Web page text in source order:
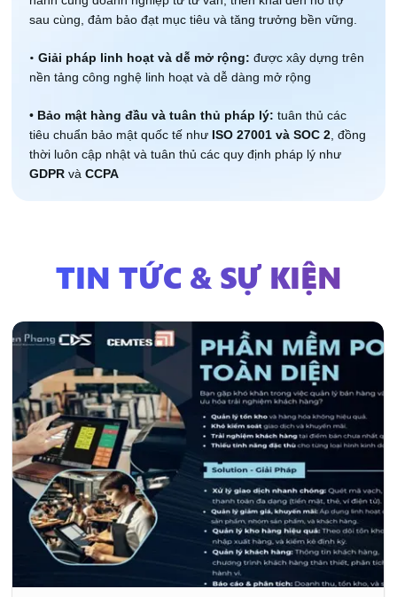
sau cùng, đảm bảo đạt mục tiêu và tăng trưởng bền vững.
•Giải pháp linh hoạt và dễ mở rộng: được xây dựng trên
nền tảng công nghệ linh hoạt và dễ dàng mở rộng
• Bảo mật hàng đầu và tuân thủ pháp lý: tuân thủ các
tiêu chuẩn bảo mật quốc tế như ISO 27001 và SOC 2 , đồng
GDPR và CCPA
TIN TỨC & SỰ KIỆN